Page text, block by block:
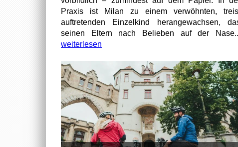
Praxis ist Milan zu einem verwöhnten,
auftretenden Einzelkind herangewachsen,
seinen Eltern nach Belieben auf der
weiterlesen